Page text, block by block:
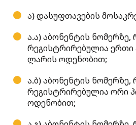
ა) დასუფთავების
ა.ა) აბონენტის
რეგისტრირებულია ერთი
ლარის ოდენობით;
ა.ბ) აბონენტის
რეგისტრირებულია ორი
ოდენობით;